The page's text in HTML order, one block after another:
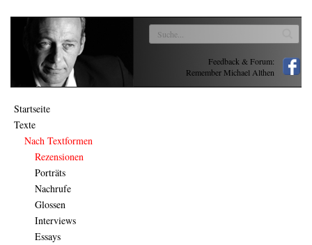
Feedback & Forum:
Remember Michael Althen
Startseite
Texte
Nach Textformen
Rezensionen
Porträts
Nachrufe
Glossen
Interviews
Essays